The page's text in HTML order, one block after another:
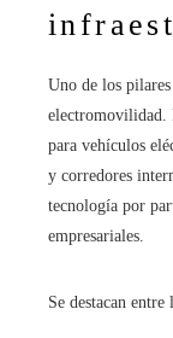
Uno de los
electromovilidad.
para vehículos
y corredores
tecnología por
empresariales.
Se destacan entre